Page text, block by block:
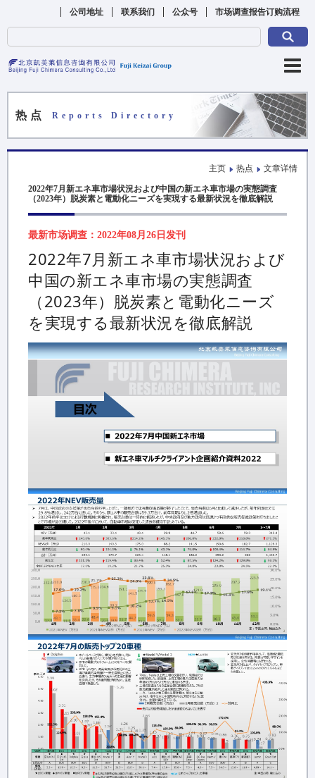
公司地址 联系我们 公众号 市场调查报告订购流程
热点 Reports Directory
主页 热点 文章详情
2022年7月新エネ車市場状況および中国の新エネ車市場の実態調査
（2023年）脱炭素と電動化ニーズを実現する最新状況を徹底解説
最新市场调查：2022年08月26日发刊
2022年7月新エネ車市場状況および
中国の新エネ車市場の実態調査
（2023年）脱炭素と電動化ニーズ
を実現する最新状況を徹底解説